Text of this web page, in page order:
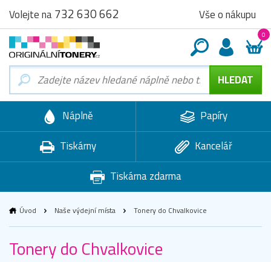
Volejte na732 630 662 Vše o nákupu
0
Náplně
Papíry
Tiskárny
Kancelář
Tiskárna zdarma
Úvod Naše výdejní místa Tonery do Chvalkovice
Tonery do Chvalkovice